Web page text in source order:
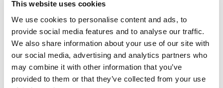
This website uses cookies
We use cookies to personalise content and ads, to
provide social media features and to analyse our traffic.
We also share information about your use of our site with
our social media, advertising and analytics partners who
may combine it with other information that you’ve
provided to them or that they’ve collected from your use